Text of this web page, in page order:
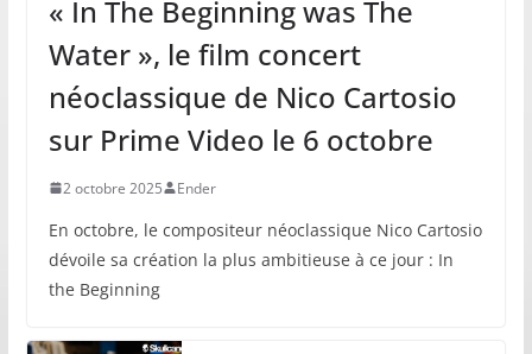
« In The Beginning was The
Water », le film concert
néoclassique de Nico Cartosio
sur Prime Video le 6 octobre
2 octobre 2025 Ender
En octobre, le compositeur néoclassique Nico Cartosio
dévoile sa création la plus ambitieuse à ce jour : In
the Beginning